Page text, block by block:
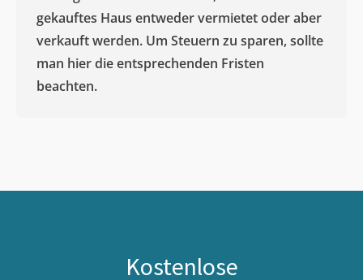
gekauftes Haus entweder vermietet oder aber
verkauft werden. Um Steuern zu sparen, sollte
man hier die entsprechenden Fristen
beachten.
Kostenlose